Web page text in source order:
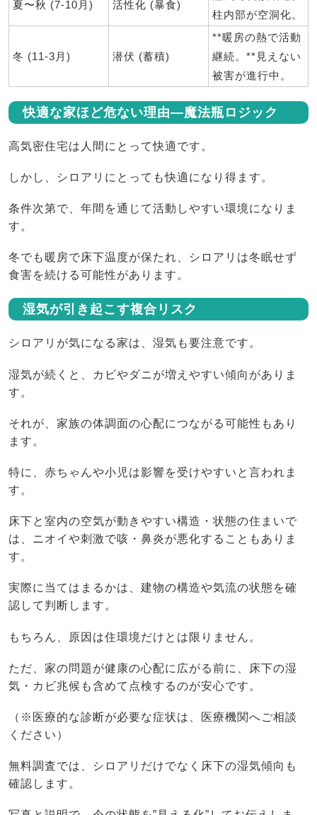
夏〜秋 (7-10月) 活性化 (暴食)
柱内部が空洞化。
冬 (11-3月) 潜伏 (蓄積)
**暖房の熱で活動
継続。**見えない
被害が進行中。
快適な家ほど危ない理由―魔法瓶ロジック
高気密住宅は人間にとって快適です。
しかし、シロアリにとっても快適になり得ます。
条件次第で、年間を通じて活動しやすい環境になりま
す。
冬でも暖房で床下温度が保たれ、シロアリは冬眠せず
食害を続ける可能性があります。
湿気が引き起こす複合リスク
シロアリが気になる家は、湿気も要注意です。
湿気が続くと、カビやダニが増えやすい傾向がありま
す。
それが、家族の体調面の心配につながる可能性もあり
ます。
特に、赤ちゃんや小児は影響を受けやすいと言われま
す。
床下と室内の空気が動きやすい構造・状態の住まいで
は、ニオイや刺激で咳・鼻炎が悪化することもありま
す。
実際に当てはまるかは、建物の構造や気流の状態を確
認して判断します。
もちろん、原因は住環境だけとは限りません。
ただ、家の問題が健康の心配に広がる前に、床下の湿
気・カビ兆候も含めて点検するのが安心です。
（※医療的な診断が必要な症状は、医療機関へご相談
ください）
無料調査では、シロアリだけでなく床下の湿気傾向も
確認します。